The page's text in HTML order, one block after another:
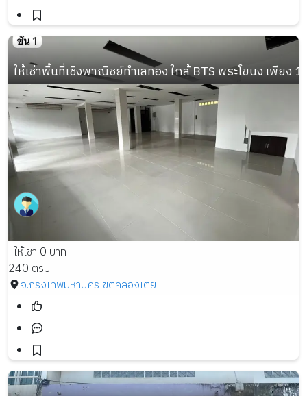
ให้เช่าพื้นที่เชิงพาณิชย์ทำเลทอง ใกล้ BTS พระโขนง เพียง
ให้เช่า 0 บาท
240 ตรม.
จ.กรุงเทพมหานครเขตคลองเตย